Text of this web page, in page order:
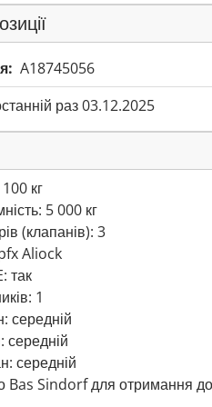
A18745056
раз 03.12.2025
кг
5 000 кг
(клапанів): 3
Aliock
так
1
середній
середній
середній
Bas Sindorf для отримання